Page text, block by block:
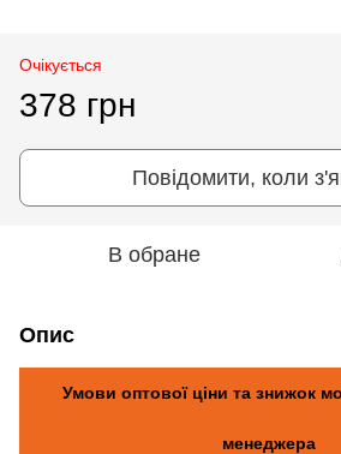
Очікується
378 грн
Повідомити, коли
В обране
Опис
Умови оптової ціни та знижок
менеджера